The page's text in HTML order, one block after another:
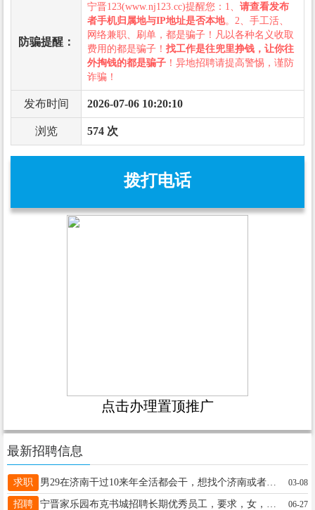
防骗提醒：
宁晋123(www.nj123.cc)提醒您：1、 请查看发布
者手机归属地与IP地址是否本地。2、手工活、
网络兼职、刷单，都是骗子！凡以各种名义收取
费用的都是骗子！ 找工作是往兜里挣钱，让你往
外掏钱的都是骗子 ！异地招聘请提高警惕，谨防
诈骗！
发布时间 2026-07-06 10:20:10
浏览 574 次
拨打电话
点击办理置顶推广
最新招聘信息
求职 男29在济南干过10来年全活都会干，想找个济南或者老家库房工作电话13483979115 03-08
招聘 06-27